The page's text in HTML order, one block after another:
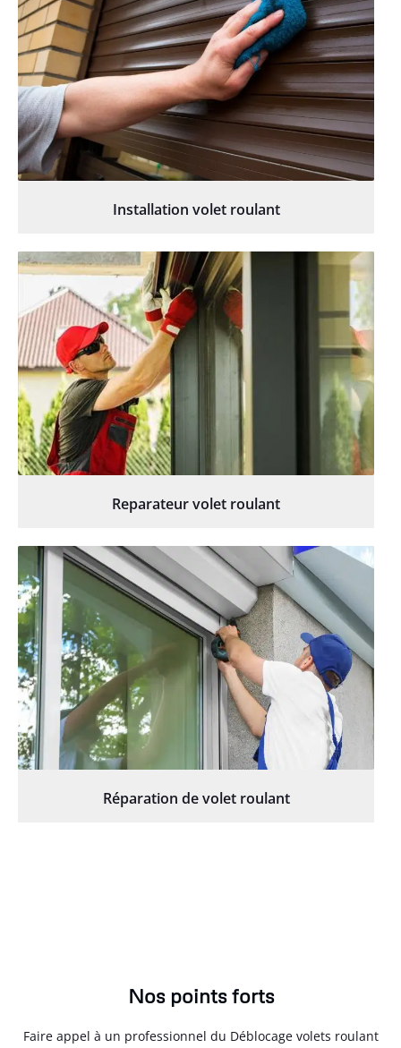
Installation volet roulant
Reparateur volet roulant
Réparation de volet roulant
Nos points forts
Faire appel à un professionnel du Déblocage volets roulant